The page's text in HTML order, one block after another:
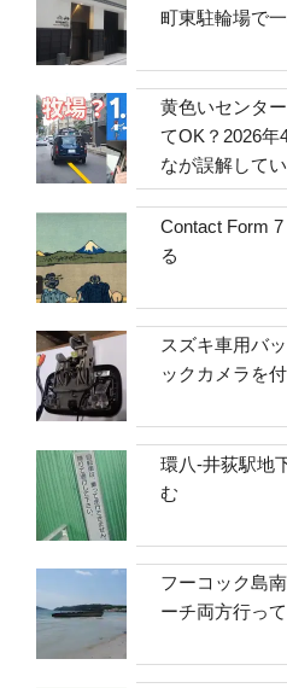
町東駐輪場で
黄色いセンタ
てOK？2026年
なが誤解して
Contact Form
る
スズキ車用バ
ックカメラを
環八-井荻駅地
む
フーコック島
ーチ両方行っ